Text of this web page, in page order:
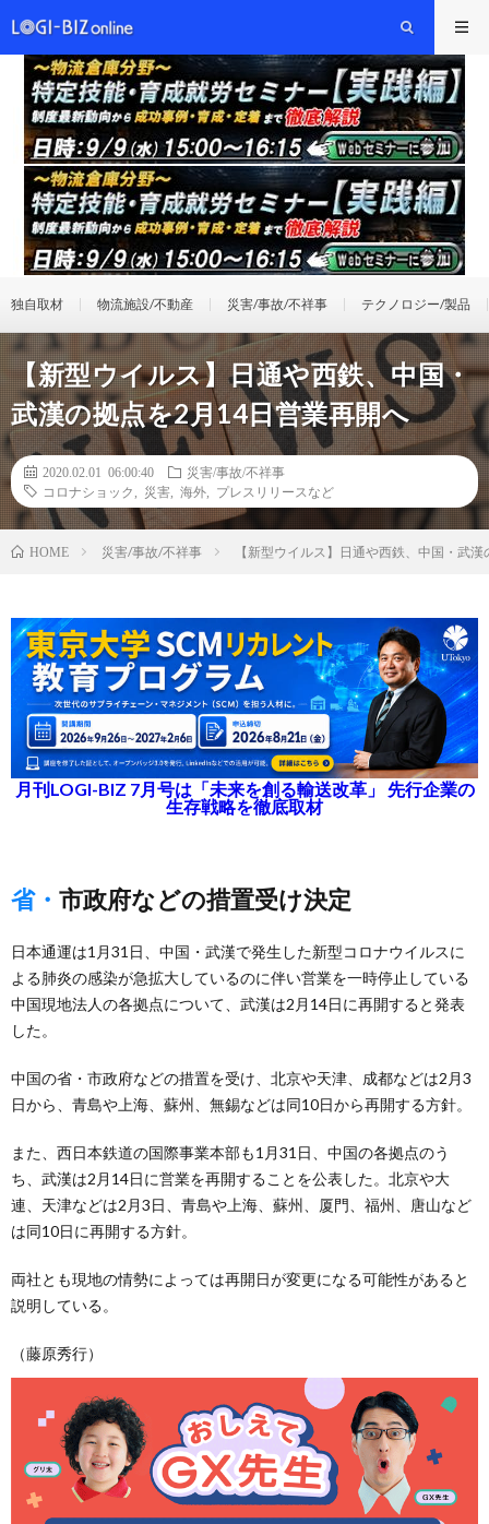
独自取材 物流施設/不動産 災害/事故/不祥事 テクノロジー/製品
【新型ウイルス】日通や西鉄、中国・
武漢の拠点を2月14日営業再開へ
2020.02.01 06:00:40
災害/事故/不祥事
コロナショック
災害 海外 プレスリリースなど
HOME 災害/事故/不祥事 【新型ウイルス】日通や西鉄、中国・武
月刊LOGI-BIZ 7月号は「未来を創る輸送改革」 先行企業の
生存戦略を徹底取材
省・市政府などの措置受け決定
日本通運は1月31日、中国・武漢で発生した新型コロナウイルスに
よる肺炎の感染が急拡大しているのに伴い営業を一時停止している
中国現地法人の各拠点について、武漢は2月14日に再開すると発表
した。
中国の省・市政府などの措置を受け、北京や天津、成都などは2月3
日から、青島や上海、蘇州、無錫などは同10日から再開する方針。
また、西日本鉄道の国際事業本部も1月31日、中国の各拠点のう
ち、武漢は2月14日に営業を再開することを公表した。北京や大
連、天津などは2月3日、青島や上海、蘇州、厦門、福州、唐山など
は同10日に再開する方針。
両社とも現地の情勢によっては再開日が変更になる可能性があると
説明している。
（藤原秀行）